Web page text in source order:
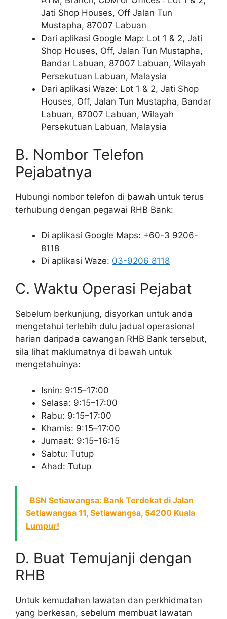
Jati Shop Houses, Off Jalan Tun
Mustapha, 87007 Labuan
Dari aplikasi Google Map: Lot 1 & 2, Jati
Shop Houses, Off, Jalan Tun Mustapha,
Bandar Labuan, 87007 Labuan, Wilayah
Persekutuan Labuan, Malaysia
Dari aplikasi Waze: Lot 1 & 2, Jati Shop
Houses, Off, Jalan Tun Mustapha, Bandar
Labuan, 87007 Labuan, Wilayah
Persekutuan Labuan, Malaysia
B. Nombor Telefon
Pejabatnya
Hubungi nombor telefon di bawah untuk terus
terhubung dengan pegawai RHB Bank:
Di aplikasi Google Maps: +60-3 9206-
8118
Di aplikasi Waze: 03-9206 8118
C. Waktu Operasi Pejabat
Sebelum berkunjung, disyorkan untuk anda
mengetahui terlebih dulu jadual operasional
harian daripada cawangan RHB Bank tersebut,
sila lihat maklumatnya di bawah untuk
mengetahuinya:
Isnin: 9:15–17:00
Selasa: 9:15–17:00
Rabu: 9:15–17:00
Khamis: 9:15–17:00
Jumaat: 9:15–16:15
Sabtu: Tutup
Ahad: Tutup
BSN Setiawangsa: Bank Terdekat di Jalan
Setiawangsa 11, Setiawangsa, 54200 Kuala
Lumpur!
D. Buat Temujanji dengan
RHB
Untuk kemudahan lawatan dan perkhidmatan
yang berkesan, sebelum membuat lawatan